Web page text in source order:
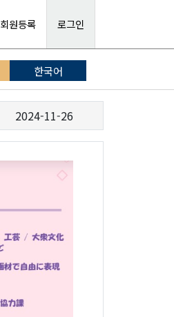
회원등록 로그인
한국어
2024-11-26